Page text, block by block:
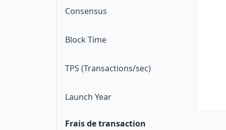
Consensus
Block Time
TPS (Transactions/sec)
Launch Year
Frais de transaction